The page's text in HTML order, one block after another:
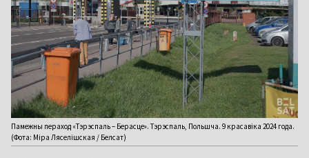
Памежны пераход «Тэрэспаль – Берасце». Тэрэспаль, Польшча. 9 красавіка 2024 года.
(Фота: Міра Ляселішская / Белсат)